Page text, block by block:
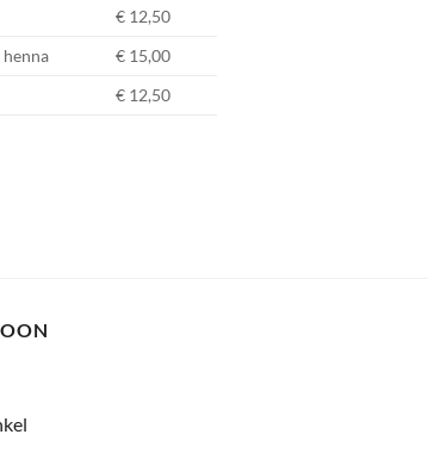
€ 12,50
€ 15,00
€ 12,50